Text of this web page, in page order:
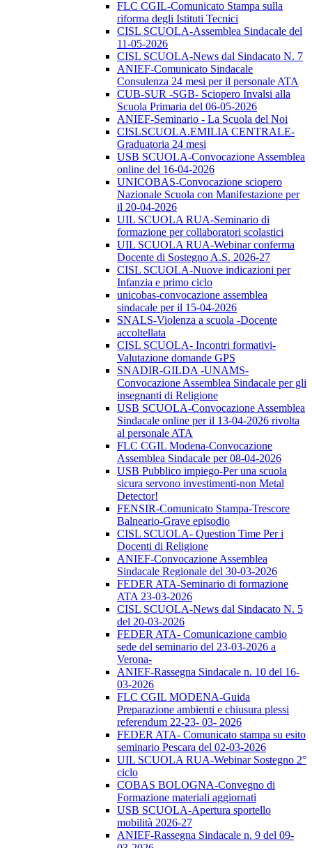
FLC CGIL-Comunicato Stampa sulla
riforma degli Istituti Tecnici
CISL SCUOLA-Assemblea Sindacale del
11-05-2026
CISL SCUOLA-News dal Sindacato N. 7
ANIEF-Comunicato Sindacale
Consulenza 24 mesi per il personale ATA
CUB-SUR -SGB- Sciopero Invalsi alla
Scuola Primaria del 06-05-2026
ANIEF-Seminario - La Scuola del Noi
CISLSCUOLA.EMILIA CENTRALE-
Graduatoria 24 mesi
USB SCUOLA-Convocazione Assemblea
online del 16-04-2026
UNICOBAS-Convocazione sciopero
Nazionale Scuola con Manifestazione per
il 20-04-2026
UIL SCUOLA RUA-Seminario di
formazione per collaboratori scolastici
UIL SCUOLA RUA-Webinar conferma
Docente di Sostegno A.S. 2026-27
CISL SCUOLA-Nuove indicazioni per
Infanzia e primo ciclo
unicobas-convocazione assemblea
sindacale per il 15-04-2026
SNALS-Violenza a scuola -Docente
accoltellata
CISL SCUOLA- Incontri formativi-
Valutazione domande GPS
SNADIR-GILDA -UNAMS-
Convocazione Assemblea Sindacale per gli
insegnanti di Religione
USB SCUOLA-Convocazione Assemblea
Sindacale online per il 13-04-2026 rivolta
al personale ATA
FLC CGIL Modena-Convocazione
Assemblea Sindacale per 08-04-2026
USB Pubblico impiego-Per una scuola
sicura servono investimenti-non Metal
Detector!
FENSIR-Comunicato Stampa-Trescore
Balneario-Grave episodio
CISL SCUOLA- Question Time Per i
Docenti di Religione
ANIEF-Convocazione Assemblea
Sindacale Regionale del 30-03-2026
FEDER ATA-Seminario di formazione
ATA 23-03-2026
CISL SCUOLA-News dal Sindacato N. 5
del 20-03-2026
FEDER ATA- Comunicazione cambio
sede del seminario del 23-03-2026 a
Verona-
ANIEF-Rassegna Sindacale n. 10 del 16-
03-2026
FLC CGIL MODENA-Guida
Preparazione ambienti e chiusura plessi
referendum 22-23- 03- 2026
FEDER ATA- Comunicato stampa su esito
seminario Pescara del 02-03-2026
UIL SCUOLA RUA-Webinar Sostegno 2°
ciclo
COBAS BOLOGNA-Convegno di
Formazione materiali aggiornati
USB SCUOLA-Apertura sportello
mobilità 2026-27
ANIEF-Rassegna Sindacale n. 9 del 09-